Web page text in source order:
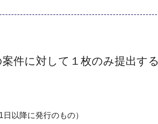
件に対して１枚のみ提出す
以降に発行のもの）